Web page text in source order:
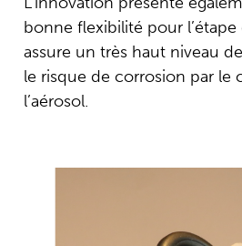
bonne flexibilité pour
assure un très haut niveau
le risque de corrosion par le
l’aérosol.